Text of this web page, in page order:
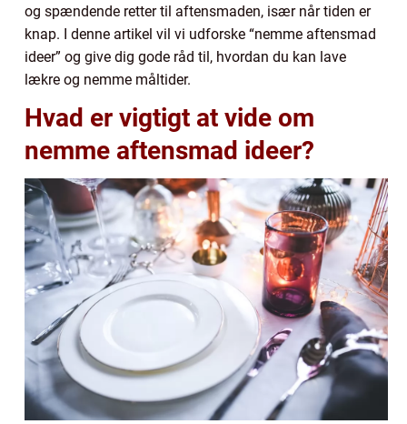
og spændende retter til aftensmaden, især når tiden er
knap. I denne artikel vil vi udforske “nemme aftensmad
ideer” og give dig gode råd til, hvordan du kan lave
lækre og nemme måltider.
Hvad er vigtigt at vide om
nemme aftensmad ideer?